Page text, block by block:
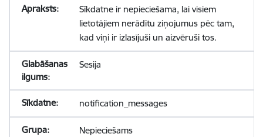
Sīkdatne ir nepieciešama, lai visiem
lietotājiem nerādītu ziņojumus pēc tam,
kad viņi ir izlasījuši un aizvēruši tos.
Sesija
notification_messages
Nepieciešams